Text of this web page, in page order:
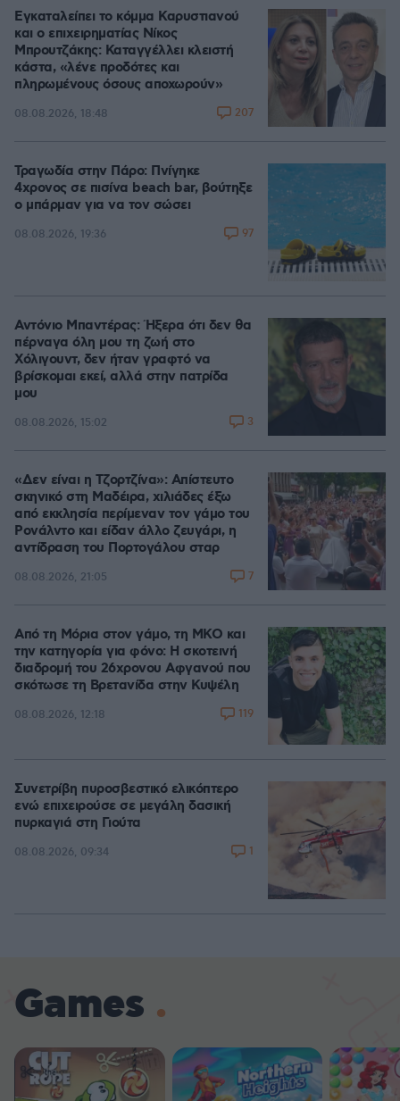
Εγκαταλείπει το κόμμα Καρυστιανού
και ο επιχειρηματίας Νίκος
Μπρουτζάκης: Καταγγέλλει κλειστή
κάστα, «λένε προδότες και
πληρωμένους όσους αποχωρούν»
08.08.2026, 18:48 207
Τραγωδία στην Πάρο: Πνίγηκε
4χρονος σε πισίνα beach bar, βούτηξε
ο μπάρμαν για να τον σώσει
08.08.2026, 19:36 97
Αντόνιο Μπαντέρας: Ήξερα ότι δεν θα
πέρναγα όλη μου τη ζωή στο
Χόλιγουντ, δεν ήταν γραφτό να
βρίσκομαι εκεί, αλλά στην πατρίδα
μου
08.08.2026, 15:02 3
«Δεν είναι η Τζορτζίνα»: Απίστευτο
σκηνικό στη Μαδέιρα, χιλιάδες έξω
από εκκλησία περίμεναν τον γάμο του
Ρονάλντο και είδαν άλλο ζευγάρι, η
αντίδραση του Πορτογάλου σταρ
08.08.2026, 21:05 7
Από τη Μόρια στον γάμο, τη ΜΚΟ και
την κατηγορία για φόνο: Η σκοτεινή
διαδρομή του 26χρονου Αφγανού που
σκότωσε τη Βρετανίδα στην Κυψέλη
08.08.2026, 12:18 119
Συνετρίβη πυροσβεστικό ελικόπτερο
ενώ επιχειρούσε σε μεγάλη δασική
πυρκαγιά στη Γιούτα
08.08.2026, 09:34 1
Games